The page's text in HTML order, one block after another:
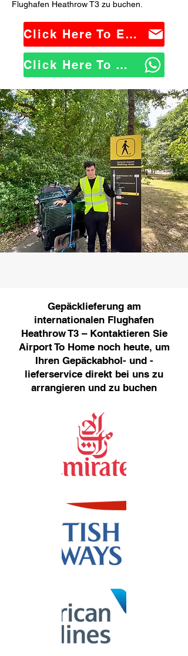
Flughafen Heathrow T3 zu buchen.
Click Here To Email Us
Click Here To WhatsApp Us
Gepäcklieferung am
internationalen Flughafen
Heathrow T3 – Kontaktieren Sie
Airport To Home noch heute, um
Ihren Gepäckabhol- und -
lieferservice direkt bei uns zu
arrangieren und zu buchen